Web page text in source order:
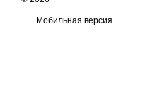
Мобильная версия